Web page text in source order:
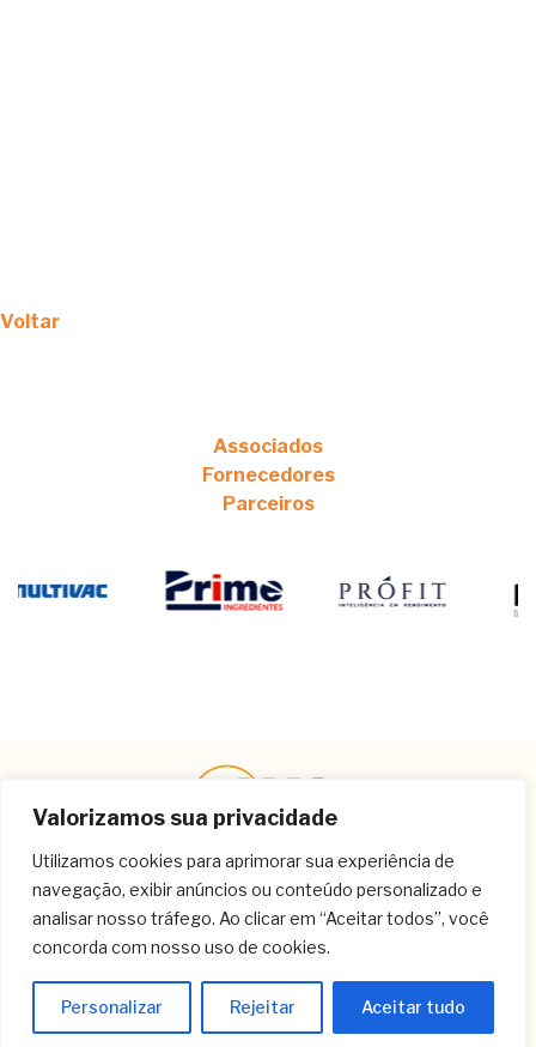
Valorizamos sua privacidade
Utilizamos cookies para aprimorar sua experiência de
navegação, exibir anúncios ou conteúdo personalizado e
analisar nosso tráfego. Ao clicar em “Aceitar todos”, você
concorda com nosso uso de cookies.
Personalizar Rejeitar Aceitar tudo
Voltar
Associados
Fornecedores
Parceiros
Contato
(11) 3259-8266